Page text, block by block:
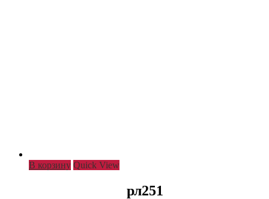
В корзину Quick View
рл251